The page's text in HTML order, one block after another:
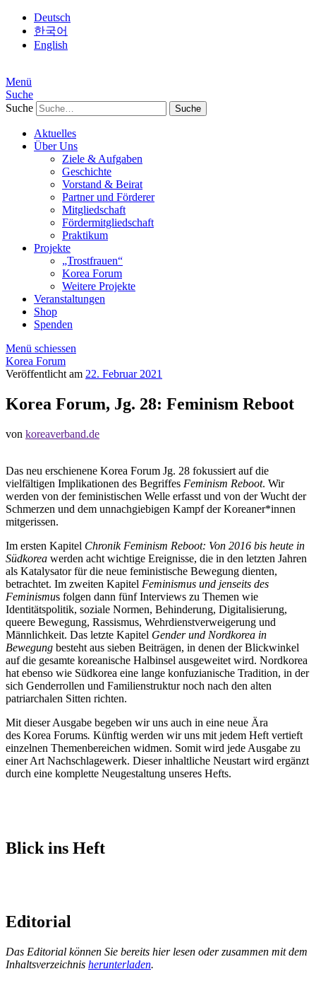
Deutsch
한국어
English
Menü
Suche
Suche
Aktuelles
Über Uns
Ziele & Aufgaben
Geschichte
Vorstand & Beirat
Partner und Förderer
Mitgliedschaft
Fördermitgliedschaft
Praktikum
Projekte
„Trostfrauen“
Korea Forum
Weitere Projekte
Veranstaltungen
Shop
Spenden
Menü schiessen
Korea Forum
Veröffentlicht am 22. Februar 2021
Korea Forum, Jg. 28: Feminism Reboot
von koreaverband.de
Das neu erschienene Korea Forum Jg. 28 fokussiert auf die
vielfältigen Implikationen des Begriffes Feminism Reboot. Wir
werden von der feministischen Welle erfasst und von der Wucht der
Schmerzen und dem unnachgiebigen Kampf der Koreaner*innen
mitgerissen.
Im ersten Kapitel Chronik Feminism Reboot: Von 2016 bis heute in
Südkorea werden acht wichtige Ereignisse, die in den letzten Jahren
als Katalysator für die neue feministische Bewegung dienten,
betrachtet. Im zweiten Kapitel Feminismus und jenseits des
Feminismus folgen dann fünf Interviews zu Themen wie
Identitätspolitik, soziale Normen, Behinderung, Digitalisierung,
queere Bewegung, Rassismus, Wehrdienstverweigerung und
Männlichkeit. Das letzte Kapitel Gender und Nordkorea in
Bewegung besteht aus sieben Beiträgen, in denen der Blickwinkel
auf die gesamte koreanische Halbinsel ausgeweitet wird. Nordkorea
hat ebenso wie Südkorea eine lange konfuzianische Tradition, in der
sich Genderrollen und Familienstruktur noch nach den alten
patriarchalen Sitten richten.
Mit dieser Ausgabe begeben wir uns auch in eine neue Ära
des Korea Forums. Künftig werden wir uns mit jedem Heft vertieft
einzelnen Themenbereichen widmen. Somit wird jede Ausgabe zu
einer Art Nachschlagewerk. Dieser inhaltliche Neustart wird ergänzt
durch eine komplette Neugestaltung unseres Hefts.
Blick ins Heft
Seiten
5
29
45
129
Editorial
Das Editorial können Sie bereits hier lesen oder zusammen mit dem
Inhaltsverzeichnis herunterladen.